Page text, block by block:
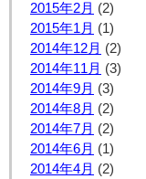
2015年2月 (2)
2015年1月 (1)
2014年12月 (2)
2014年11月 (3)
2014年9月 (3)
2014年8月 (2)
2014年7月 (2)
2014年6月 (1)
2014年4月 (2)